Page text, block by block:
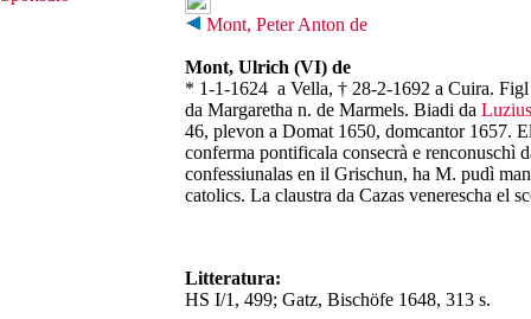
Mont, Peter Anton de
Mont, Ulrich (VI) de
* 1-1-1624 a Vella, † 28-2-1692 a Cuira.
da Margaretha n. de Marmels. Biadi da Luzius
46, plevon a Domat 1650, domcantor 1657.
conferma pontificala consecrà e renconuschì
confessiunalas en il Grischun, ha M. pudì
catolics. La claustra da Cazas venerescha el
Litteratura:
HS I/1, 499; Gatz, Bischöfe 1648, 313 s.